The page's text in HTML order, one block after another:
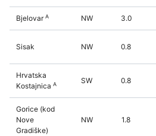
BjelovarA NW 3.0
Sisak NW 0.8
Hrvatska
Kostajnica A SW 0.8
Gorice (kod
Nove
Gradiške)
NW 1.8